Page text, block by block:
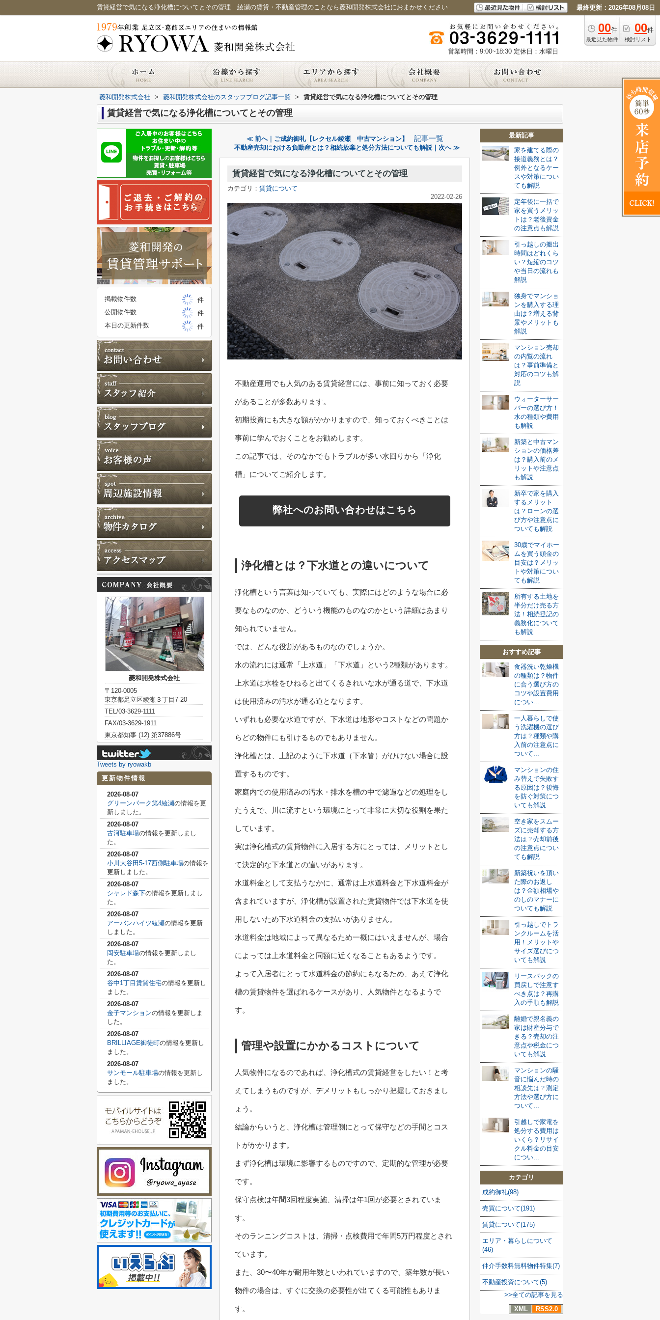
賃貸経営で気になる浄化槽についてとその管理｜綾瀬の賃貸・不動産管理のことなら菱和開発株式会社におまかせください 最終更新：2026年08月08日
00件
最近見た物件
00件
検討リスト
営業時間：9:00~18:30 定休日：水曜日
菱和開発株式会社 > 菱和開発株式会社のスタッフブログ記事一覧 > 賃貸経営で気になる浄化槽についてとその管理
賃貸経営で気になる浄化槽についてとその管理
≪ 前へ｜ご成約御礼【レクセル綾瀬 中古マンション】 記事一覧
不動産売却における負動産とは？相続放棄と処分方法についても解説｜次へ ≫
賃貸経営で気になる浄化槽についてとその管理
カテゴリ： 賃貸について
2022-02-26
不動産運用でも人気のある賃貸経営には、事前に知っておく必要
があることが多数あります。
初期投資にも大きな額がかかりますので、知っておくべきことは
事前に学んでおくことをお勧めします。
この記事では、そのなかでもトラブルが多い水回りから「浄化
槽」についてご紹介します。
弊社へのお問い合わせはこちら
浄化槽とは？下水道との違いについて
浄化槽という言葉は知っていても、実際にはどのような場合に必
要なものなのか、どういう機能のものなのかという詳細はあまり
知られていません。
では、どんな役割があるものなのでしょうか。
水の流れには通常「上水道」「下水道」という2種類があります。
上水道は水栓をひねると出てくるきれいな水が通る道で、下水道
は使用済みの汚水が通る道となります。
いずれも必要な水道ですが、下水道は地形やコストなどの問題か
らどの物件にも引けるものでもありません。
浄化槽とは、上記のように下水道（下水管）がひけない場合に設
置するものです。
家庭内での使用済みの汚水・排水を槽の中で濾過などの処理をし
たうえで、川に流すという環境にとって非常に大切な役割を果た
しています。
実は浄化槽式の賃貸物件に入居する方にとっては、メリットとし
て決定的な下水道との違いがあります。
水道料金として支払うなかに、通常は上水道料金と下水道料金が
含まれていますが、浄化槽が設置された賃貸物件では下水道を使
用しないため下水道料金の支払いがありません。
水道料金は地域によって異なるため一概にはいえませんが、場合
によっては上水道料金と同額に近くなることもあるようです。
よって入居者にとって水道料金の節約にもなるため、あえて浄化
槽の賃貸物件を選ばれるケースがあり、人気物件となるようで
す。
管理や設置にかかるコストについて
人気物件になるのであれば、浄化槽式の賃貸経営をしたい！と考
えてしまうものですが、デメリットもしっかり把握しておきまし
ょう。
結論からいうと、浄化槽は管理側にとって保守などの手間とコス
トがかかります。
まず浄化槽は環境に影響するものですので、定期的な管理が必要
です。
保守点検は年間3回程度実施、清掃は年1回が必要とされていま
す。
そのランニングコストは、清掃・点検費用で年間5万円程度とされ
ています。
また、30〜40年が耐用年数といわれていますので、築年数が長い
物件の場合は、すぐに交換の必要性が出てくる可能性もありま
す。
最新記事
家を建てる際の
接道義務とは？
例外となるケー
スや対策につい
ても解説
定年後に一括で
家を買うメリッ
トは？老後資金
の注意点も解説
引っ越しの搬出
時間はどれくら
い？短縮のコツ
や当日の流れも
解説
独身でマンショ
ンを購入する理
由は？増える背
景やメリットも
解説
マンション売却
の内覧の流れ
は？事前準備と
対応のコツも解
説
ウォーターサー
バーの選び方！
水の種類や費用
も解説
新築と中古マン
ションの価格差
は？購入前のメ
リットや注意点
も解説
新卒で家を購入
するメリット
は？ローンの選
び方や注意点に
ついても解説
30歳でマイホー
ムを買う頭金の
目安は？メリッ
トや対策につい
ても解説
所有する土地を
半分だけ売る方
法！相続登記の
義務化について
も解説
おすすめ記事
食器洗い乾燥機
の種類は？物件
に合う選び方の
コツや設置費用
につい...
一人暮らしで使
う洗濯機の選び
方は？種類や購
入前の注意点に
ついて...
マンションの住
み替えで失敗す
る原因は？後悔
を防ぐ対策につ
いても解説
空き家をスムー
ズに売却する方
法は？売却前後
の注意点につい
ても解説
新築祝いを頂い
た際のお返し
は？金額相場や
のしのマナーに
ついても解説
引っ越しでトラ
ンクルームを活
用！メリットや
サイズ選びにつ
いても解説
リースバックの
買戻しで注意す
べき点は？再購
入の手順も解説
離婚で親名義の
家は財産分与で
きる？売却の注
意点や税金につ
いても解説
マンションの騒
音に悩んだ時の
相談先は？測定
方法や選び方に
ついて...
引越しで家電を
処分する費用は
いくら？リサイ
クル料金の目安
につい...
カテゴリ
成約御礼(98)
売買について(191)
賃貸について(175)
エリア・暮らしについて
(46)
仲介手数料無料物件特集(7)
不動産投資について(5)
>>全ての記事を見る
XML
RSS2.0
掲載物件数
件
公開物件数
件
本日の更新件数
件
菱和開発株式会社
〒120-0005
東京都足立区綾瀬３丁目7-20
TEL/03-3629-1111
FAX/03-3629-1911
東京都知事 (12) 第37886号
Tweets by ryowakb
更新物件情報
2026-08-07
グリーンパーク第4綾瀬の情報を更
新しました。
2026-08-07
古河駐車場の情報を更新しまし
た。
2026-08-07
小川大谷田5-17西側駐車場の情報を
更新しました。
2026-08-07
シャレド森下の情報を更新しまし
た。
2026-08-07
アーバンハイツ綾瀬の情報を更新
しました。
2026-08-07
岡安駐車場の情報を更新しまし
た。
2026-08-07
谷中1丁目賃貸住宅の情報を更新し
ました。
2026-08-07
金子マンションの情報を更新しま
した。
2026-08-07
BRILLIAGE御徒町の情報を更新し
ました。
2026-08-07
サンモール駐車場の情報を更新し
ました。